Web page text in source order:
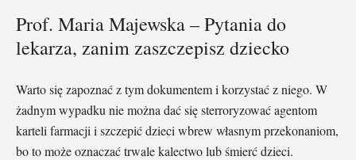
Prof. Maria Majewska – Pytania do
lekarza, zanim zaszczepisz dziecko
Warto się zapoznać z tym dokumentem i korzystać z niego. W
żadnym wypadku nie można dać się sterroryzować agentom
karteli farmacji i szczepić dzieci wbrew własnym przekonaniom,
bo to może oznaczać trwale kalectwo lub śmierć dzieci.